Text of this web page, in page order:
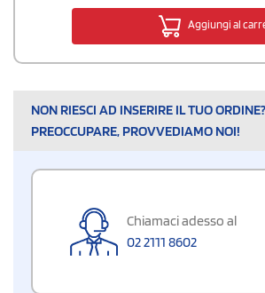
Aggiungi al
NON RIESCI AD INSERIRE IL TUO
PREOCCUPARE, PROVVEDIAMO NOI!
Chiamaci adesso al
02 2111 8602